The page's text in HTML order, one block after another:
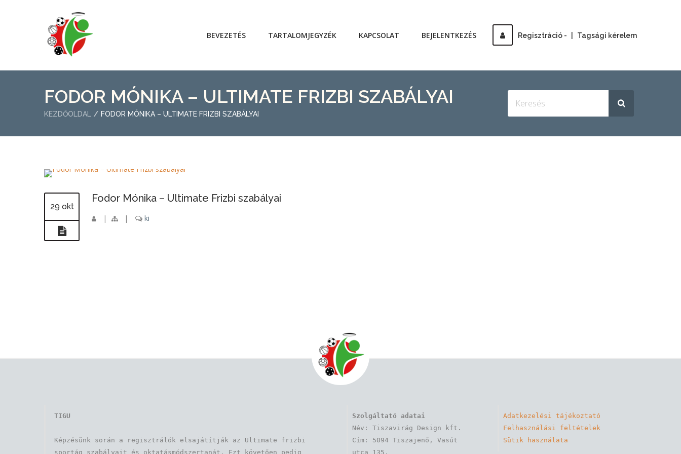
Regisztráció - Tagsági kérelem
BEVEZETÉS TARTALOMJEGYZÉK KAPCSOLAT BEJELENTKEZÉS
FODOR MÓNIKA – ULTIMATE FRIZBI SZABÁLYAI
KEZDŐOLDAL FODOR MÓNIKA – ULTIMATE FRIZBI SZABÁLYAI
29 okt
Fodor Mónika – Ultimate Frizbi szabályai
| | ki
TIGU
Képzésünk során a regisztrálók elsajátítják az Ultimate frizbi
sportág szabályait és oktatásmódszertanát. Ezt követően pedig
Szolgáltató adatai
Név: Tiszavirág Design kft.
Cím: 5094 Tiszajenő, Vasút
utca 135.
Adatkezelési tájékoztató
Felhasználási feltételek
Sütik használata